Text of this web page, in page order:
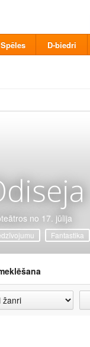
Spēles D-biedri
no 17. jūlija
Fantastika